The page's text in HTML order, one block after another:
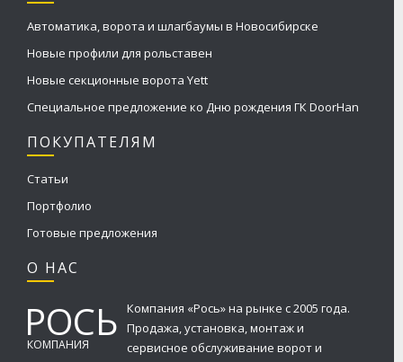
Автоматика, ворота и шлагбаумы в Новосибирске
Новые профили для рольставен
Новые секционные ворота Yett
Специальное предложение ко Дню рождения ГК DoorHan
ПОКУПАТЕЛЯМ
Статьи
Портфолио
Готовые предложения
О НАС
РОСЬ
КОМПАНИЯ
Компания «Рось» на рынке с 2005 года.
Продажа, установка, монтаж и
сервисное обслуживание ворот и